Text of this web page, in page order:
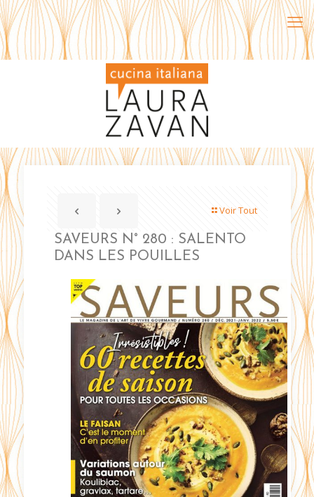
Voir Tout
SAVEURS N° 280 : SALENTO
DANS LES POUILLES